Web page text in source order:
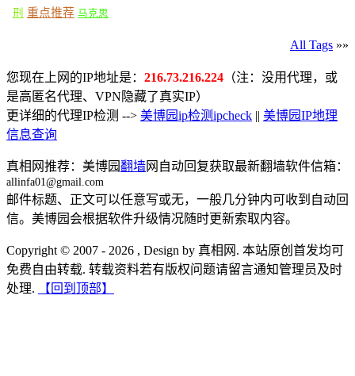
刑 重点推荐 马克思
All Tags »»
您现在上网的IP地址是： 216.73.216.224 （注：没用代理，或
是高匿名代理、VPN隐藏了真实IP）
更详细的代理IP检测 --> 美博园ip检测ipcheck || 美博园IP地理
信息查询
真相网推荐：美博园翻墙网自动回复获取最新翻墙软件信箱：
allinfa01@gmail.com
邮件标题、正文可以任意写或无，一般几分钟内可收到自动回
信。美博园会根据软件升级情况随时更新索取内容。
Copyright © 2007 - 2026 , Design by 真相网. 本站原创首发均可
免费自由转载. 转载资料若有版权问题请留言通知管理员及时
处理.
【回到顶部】